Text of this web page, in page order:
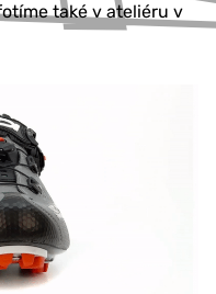
také v ateliéru v